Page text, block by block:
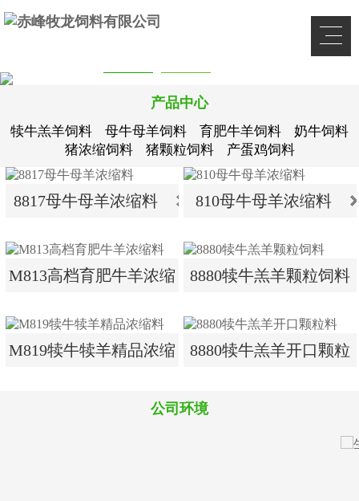
产品中心
犊牛羔羊饲料 母牛母羊饲料 育肥牛羊饲料
奶牛饲料
猪浓缩饲料
猪颗粒饲料 产蛋鸡饲料
8817母牛母羊浓缩料
8817母牛母羊浓缩料
810母牛母羊浓缩料
810母牛母羊浓缩料
M813高档育肥牛羊浓缩
M813高档育肥牛羊浓缩
8880犊牛羔羊颗粒饲料
8880犊牛羔羊颗粒饲料
M819犊牛犊羊精品浓缩
M819犊牛犊羊精品浓缩
8880犊牛羔羊开口颗粒
8880犊牛羔羊开口颗粒
公司环境